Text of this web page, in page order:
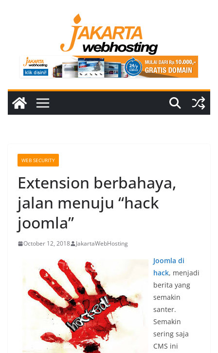
WEB SECURITY
Extension berbahaya,
jalan menuju “hack
joomla”
October 12, 2018 JakartaWebHosting
Joomla di
hack, menjadi
berita yang
semakin
santer.
Semakin
sering saja
CMS ini